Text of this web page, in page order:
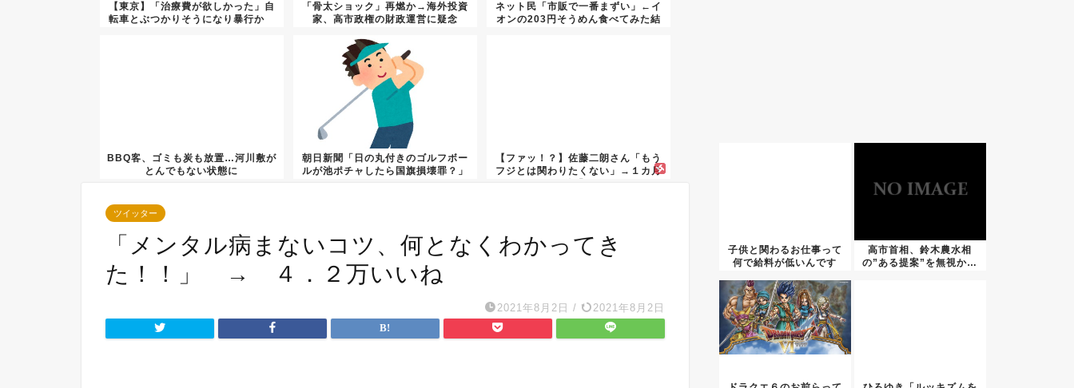
【東京】「治療費が欲しかった」自
転車とぶつかりそうになり暴行か
「骨太ショック」再燃か→海外投資
家、高市政権の財政運営に疑念
ネット民「市販で一番まずい」←イ
オンの203円そうめん食べてみた結
BBQ客、ゴミも炭も放置…河川敷が
とんでもない状態に
朝日新聞「日の丸付きのゴルフボー
ルが池ポチャしたら国旗損壊罪？」
【ファッ！？】佐藤二朗さん「もう
フジとは関わりたくない」→１カ月
ツイッター
「メンタル病まないコツ、何となくわかってき
た！！」 → ４．２万いいね
2021年8月2日 / 2021年8月2日
子供と関わるお仕事って
何で給料が低いんです
高市首相、鈴木農水相
の”ある提案”を無視か…